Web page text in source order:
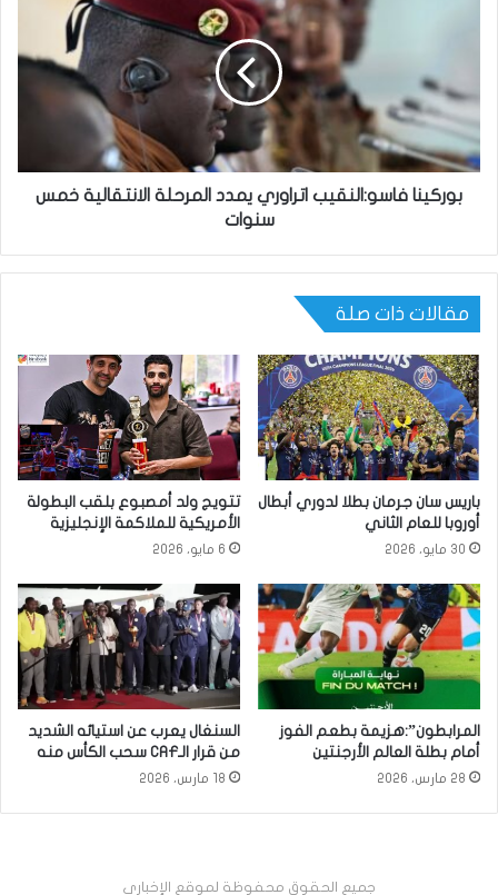
بوركينا فاسو:النقيب اتراوري يمدد المرحلة الانتقالية خمس
سنوات
مقالات ذات صلة
باريس سان جرمان بطلا لدوري أبطال
أوروبا للعام الثاني
30 مايو، 2026
تتويج ولد أمصبوع بلقب البطولة
الأمريكية للملاكمة الإنجليزية
6 مايو، 2026
المرابطون”:هزيمة بطعم الفوز
أمام بطلة العالم الأرجنتين
28 مارس، 2026
السنغال يعرب عن استيائه الشديد
من قرار الـCAF سحب الكأس منه
18 مارس، 2026
جميع الحقوق محفوظة لموقع الإخباري